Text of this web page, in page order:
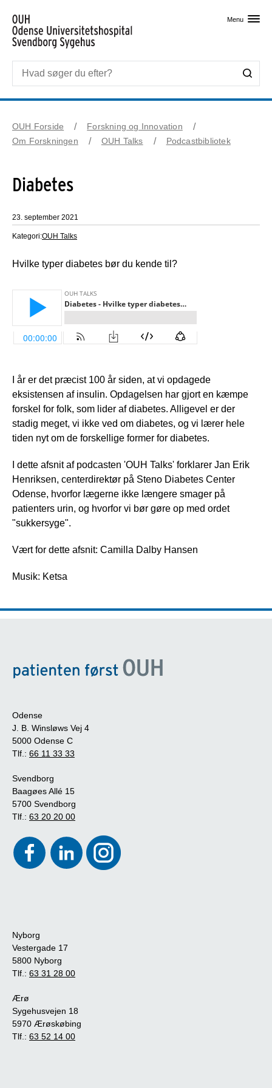
Menu
OUH Forside
Forskning og Innovation
Om Forskningen
OUH Talks Podcastbibliotek
Diabetes
23. september 2021
Kategori:OUH Talks
Hvilke typer diabetes bør du kende til?
I år er det præcist 100 år siden, at vi opdagede
eksistensen af insulin. Opdagelsen har gjort en kæmpe
forskel for folk, som lider af diabetes. Alligevel er der
stadig meget, vi ikke ved om diabetes, og vi lærer hele
tiden nyt om de forskellige former for diabetes.
I dette afsnit af podcasten 'OUH Talks' forklarer Jan Erik
Henriksen, centerdirektør på Steno Diabetes Center
Odense, hvorfor lægerne ikke længere smager på
patienters urin, og hvorfor vi bør gøre op med ordet
"sukkersyge".
Vært for dette afsnit: Camilla Dalby Hansen
Musik: Ketsa
Odense
J. B. Winsløws Vej 4
5000 Odense C
Tlf.: 66 11 33 33
Svendborg
Baagøes Allé 15
5700 Svendborg
Tlf.: 63 20 20 00
Nyborg
Vestergade 17
5800 Nyborg
Tlf.: 63 31 28 00
Ærø
Sygehusvejen 18
5970 Ærøskøbing
Tlf.: 63 52 14 00